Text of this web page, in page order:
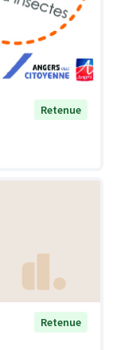
Retenue
Retenue